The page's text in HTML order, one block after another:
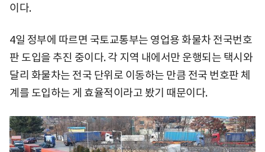
이다.
4일 정부에 따르면 국토교통부는 영업용 화물차 전국번호
판 도입을 추진 중이다. 각 지역 내에서만 운행되는 택시와
달리 화물차는 전국 단위로 이동하는 만큼 전국 번호판 체
계를 도입하는 게 효율적이라고 봤기 때문이다.